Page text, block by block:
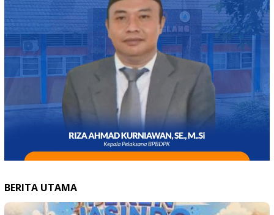
BERITA UTAMA